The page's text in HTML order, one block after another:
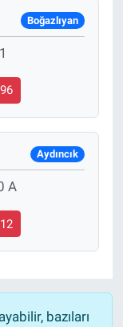
Boğazlıyan
Aydıncık
A
bazıları